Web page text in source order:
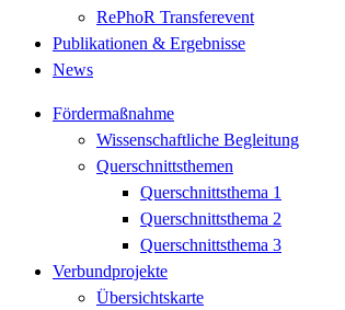
RePhoR Transferevent
Publikationen & Ergebnisse
News
Fördermaßnahme
Wissenschaftliche Begleitung
Querschnittsthemen
Querschnittsthema 1
Querschnittsthema 2
Querschnittsthema 3
Verbundprojekte
Übersichtskarte